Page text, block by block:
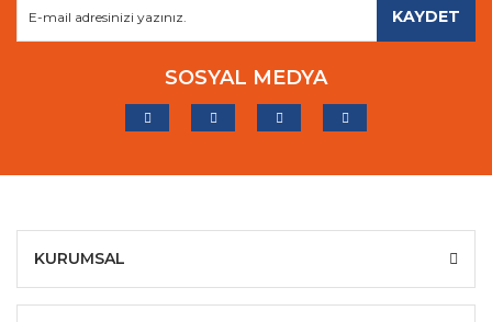
KAYDET
SOSYAL MEDYA
KURUMSAL